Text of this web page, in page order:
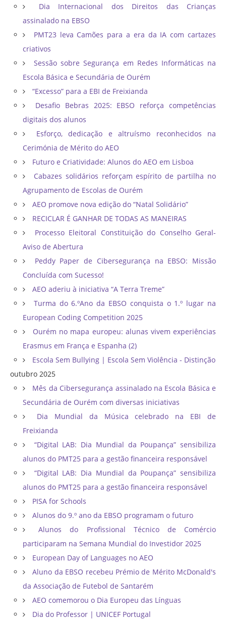
Dia Internacional dos Direitos das Crianças
assinalado na EBSO
PMT23 leva Camões para a era da IA com cartazes
criativos
Sessão sobre Segurança em Redes Informáticas na
Escola Básica e Secundária de Ourém
“Excesso” para a EBI de Freixianda
Desafio Bebras 2025: EBSO reforça competências
digitais dos alunos
Esforço, dedicação e altruísmo reconhecidos na
Cerimónia de Mérito do AEO
Futuro e Criatividade: Alunos do AEO em Lisboa
Cabazes solidários reforçam espírito de partilha no
Agrupamento de Escolas de Ourém
AEO promove nova edição do “Natal Solidário”
RECICLAR É GANHAR DE TODAS AS MANEIRAS
Processo Eleitoral Constituição do Conselho Geral-
Aviso de Abertura
Peddy Paper de Cibersegurança na EBSO: Missão
Concluída com Sucesso!
AEO aderiu à iniciativa “A Terra Treme”
Turma do 6.ºAno da EBSO conquista o 1.º lugar na
European Coding Competition 2025
Ourém no mapa europeu: alunas vivem experiências
Erasmus em França e Espanha (2)
Escola Sem Bullying | Escola Sem Violência - Distinção
outubro 2025
Mês da Cibersegurança assinalado na Escola Básica e
Secundária de Ourém com diversas iniciativas
Dia Mundial da Música celebrado na EBI de
Freixianda
“Digital LAB: Dia Mundial da Poupança” sensibiliza
alunos do PMT25 para a gestão financeira responsável
“Digital LAB: Dia Mundial da Poupança” sensibiliza
alunos do PMT25 para a gestão financeira responsável
PISA for Schools
Alunos do 9.º ano da EBSO programam o futuro
Alunos do Profissional Técnico de Comércio
participaram na Semana Mundial do Investidor 2025
European Day of Languages no AEO
Aluno da EBSO recebeu Prémio de Mérito McDonald's
da Associação de Futebol de Santarém
AEO comemorou o Dia Europeu das Línguas
Dia do Professor | UNICEF Portugal